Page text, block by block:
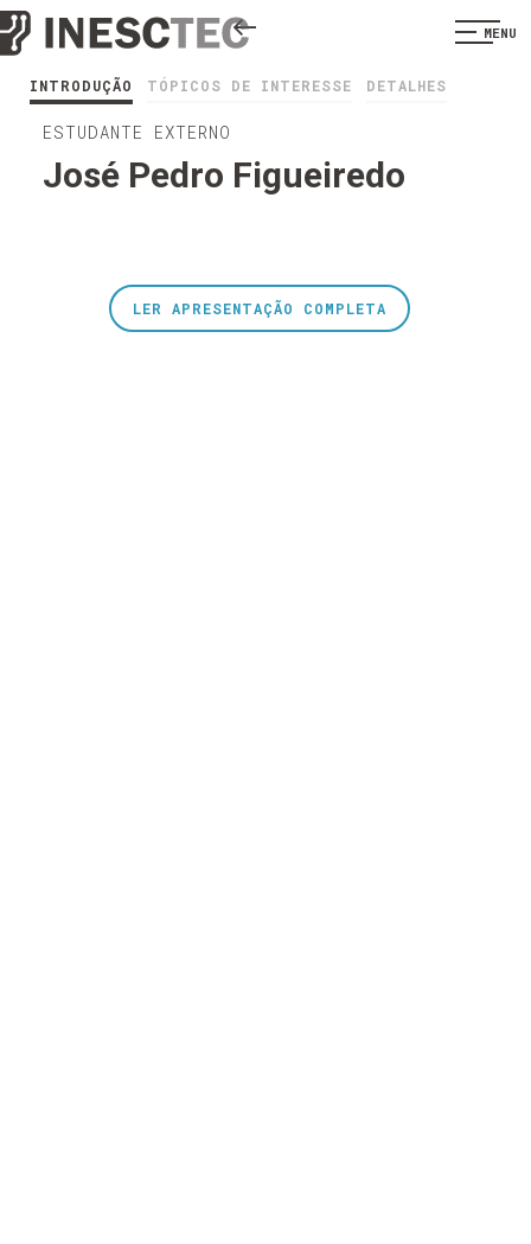
MENU
INTRODUÇÃO TÓPICOS DE INTERESSE DETALHES
ESTUDANTE EXTERNO
José Pedro Figueiredo
LER APRESENTAÇÃO COMPLETA